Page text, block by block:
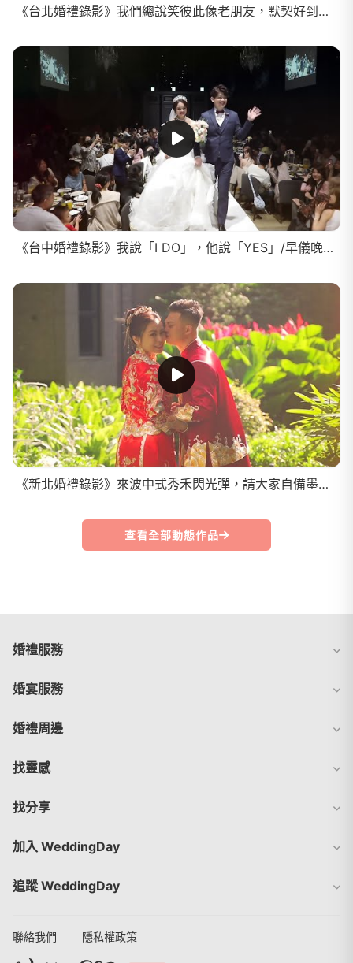
《台北婚禮錄影》我們總說笑彼此像老朋友，默契好到連架都吵不起來了/早儀晚宴SDE
《台中婚禮錄影》我說「I DO」，他說「YES」/早儀晚宴SDE
《新北婚禮錄影》來波中式秀禾閃光彈，請大家自備墨鏡！/早儀晚宴SDE
查看全部動態作品
婚禮服務
婚宴服務
婚禮周邊
找靈感
找分享
加入 WeddingDay
追蹤 WeddingDay
聯絡我們 隱私權政策